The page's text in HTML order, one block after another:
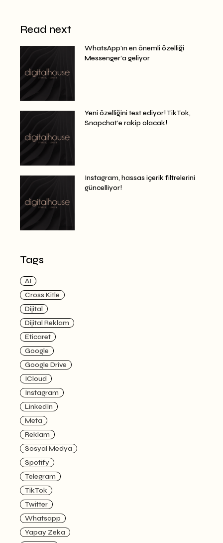
Read next
WhatsApp’ın en önemli özelliği
Messenger’a geliyor
Yeni özelliğini test ediyor! TikTok,
Snapchat’e rakip olacak!
Instagram, hassas içerik filtrelerini
güncelliyor!
Tags
AI
Cross Kitle
Dijital
Dijital Reklam
Eticaret
Google
Google Drive
ICloud
Instagram
LinkedIn
Meta
Reklam
Sosyal Medya
Spotify
Telegram
TikTok
Twitter
Whatsapp
Yapay Zeka